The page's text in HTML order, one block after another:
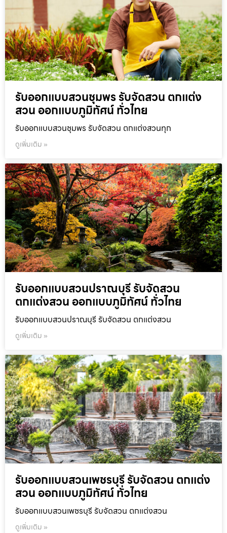
รับออกแบบสวนชุมพร รับจัดสวน ตกแต่ง
สวน ออกแบบภูมิทัศน์ ทั่วไทย
รับออกแบบสวนชุมพร รับจัดสวน ตกแต่งสวนทุก
ดูเพิ่มเติม »
รับออกแบบสวนปราณบุรี รับจัดสวน
ตกแต่งสวน ออกแบบภูมิทัศน์ ทั่วไทย
รับออกแบบสวนปราณบุรี รับจัดสวน ตกแต่งสวน
ดูเพิ่มเติม »
รับออกแบบสวนเพชรบุรี รับจัดสวน ตกแต่ง
สวน ออกแบบภูมิทัศน์ ทั่วไทย
รับออกแบบสวนเพชรบุรี รับจัดสวน ตกแต่งสวน
ดูเพิ่มเติม »